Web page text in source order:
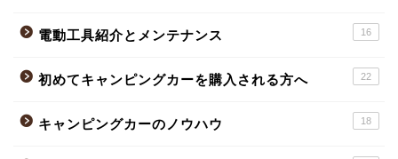
電動工具紹介とメンテナンス 16
初めてキャンピングカーを購入される方へ 22
キャンピングカーのノウハウ 18